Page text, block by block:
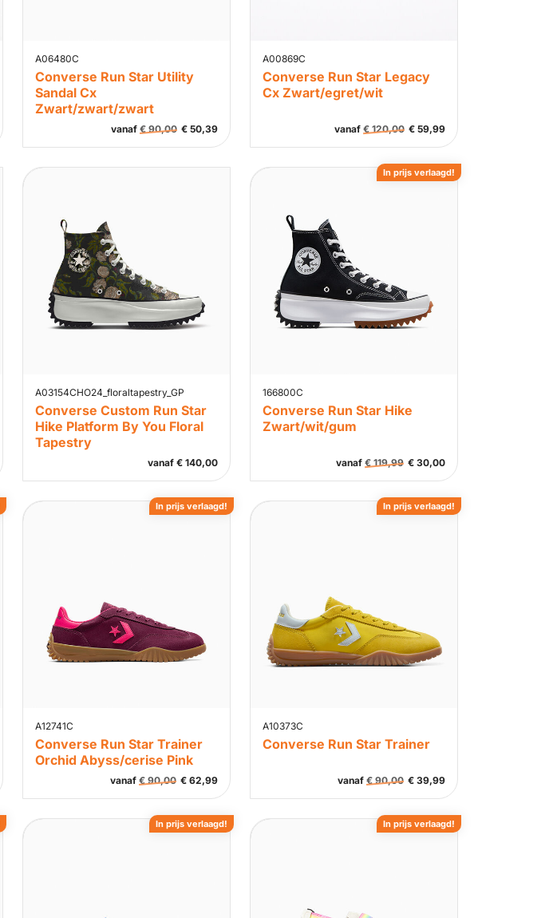
A06480C
Converse Run Star Utility
Sandal Cx
Zwart/zwart/zwart
vanaf €90,00 € 50,39
A00869C
Converse Run Star Legacy
Cx Zwart/egret/wit
vanaf €120,00 € 59,99
A03154CHO24_floraltapestry_GP
Converse Custom Run Star
Hike Platform By You Floral
Tapestry
vanaf € 140,00
166800C
Converse Run Star Hike
Zwart/wit/gum
vanaf €119,99 € 30,00
In prijs verlaagd!
A12741C
Converse Run Star Trainer
Orchid Abyss/cerise Pink
vanaf €90,00 € 62,99
In prijs verlaagd!
A10373C
Converse Run Star Trainer
vanaf €90,00 € 39,99
In prijs verlaagd!
In prijs verlaagd! In prijs verlaagd!